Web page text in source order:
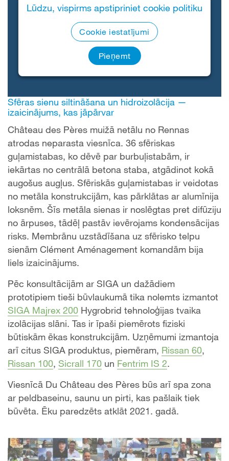
Lūdzu, vispirms apstipriniet cookie politiku
Cookie iestatījumi
Pieņemt
Sfēras sienu siltināšana un hidroizolācija —
izaicinājums, kas jāpārvar
Château des Pères muižā netālu no Rennas
atrodas neparasta viesnīca. 36 sfēriskas
guļamistabas, ko dēvē par burbuļistabām, ir
iekārtas no centrālā betona staba, atgādinot kokā
augošus augļus. Sfēriskās guļamistabas ir veidotas
no metāla konstrukcijām, kas pārklātas ar alumīnija
loksnēm. Šīs metāla sienas ir noslēgtas pret difūziju
no ārpuses, tādēļ pastāv ievērojams kondensācijas
risks. Membrānu uzstādīšana uz sfērisko telpu
sienām Clément Aménagement komandām bija
liels izaicinājums.
Pēc konsultācijām ar SIGA un dažādiem
prototipiem tieši būvlaukumā tika nolemts izmantot
SIGA Majrex 200 Hygrobrid tehnoloģijas tvaika
izolācijas slāni. Tas ir īpaši piemērots fiziski
būtiskām ēkas konstrukcijām. Uzņēmumi izmantoja
arī citus SIGA produktus, piemēram, Rissan 60,
Rissan 100, Sicrall 170 un Fentrim IS 2.
Viesnīcā Du Château des Pères būs arī spa zona
ar peldbaseinu, saunu un pirti, kas pašlaik tiek
būvēta. Ēku paredzēts atklāt 2021. gadā.